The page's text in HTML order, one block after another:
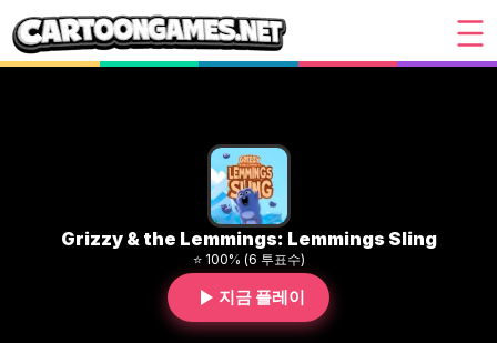
Grizzy & the Lemmings: Lemmings Sling
⭐ 100% (6 투표수)
지금 플레이